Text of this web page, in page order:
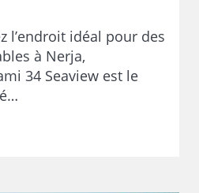
l’endroit idéal pour des
à Nerja,
34 Seaview est le